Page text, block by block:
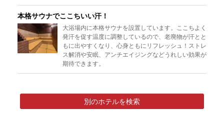
本格サウナでここちいい汗！
大浴場内に本格サウナを設置しています。ここちよく
発汗を促す温度に調整しているので、老廃物が汗とと
もに出やすくなり、心身ともにリフレッシュ！ストレ
ス解消や安眠、アンチエイジングなどうれしい効果が
期待できます。
別のホテルを検索